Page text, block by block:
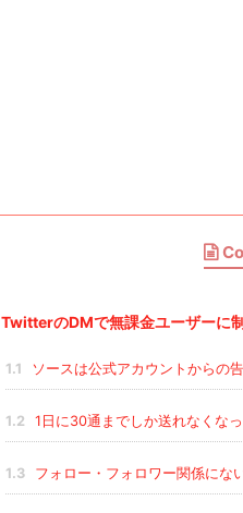
TwitterのDMで無課金ユーザーに
1.1 ソースは公式アカウントからの
1.2 1日に30通までしか送れなくな
1.3 フォロー・フォロワー関係にな